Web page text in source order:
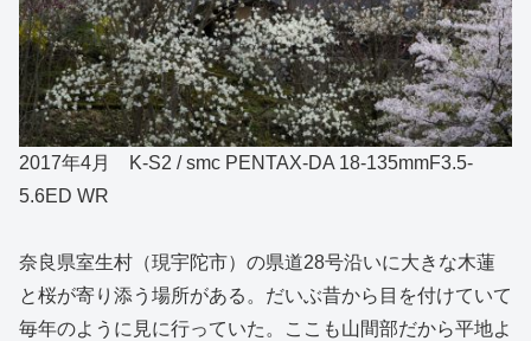
2017年4月 K-S2 / smc PENTAX-DA 18-135mmF3.5-
5.6ED WR
奈良県室生村（現宇陀市）の県道28号沿いに大きな木蓮
と桜が寄り添う場所がある。だいぶ昔から目を付けていて
毎年のように見に行っていた。ここも山間部だから平地よ